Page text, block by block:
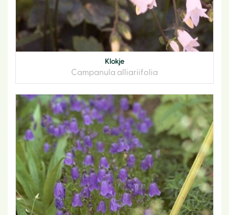
Klokje
Campanula alliariifolia